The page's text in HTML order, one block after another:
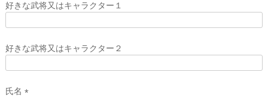
好きな武将又はキャラクター１
好きな武将又はキャラクター２
氏名